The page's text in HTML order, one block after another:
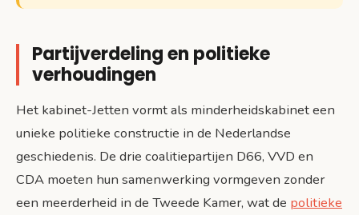
Partijverdeling en politieke
verhoudingen
Het kabinet-Jetten vormt als minderheidskabinet een
unieke politieke constructie in de Nederlandse
geschiedenis. De drie coalitiepartijen D66, VVD en
CDA moeten hun samenwerking vormgeven zonder
een meerderheid in de Tweede Kamer, wat de politieke